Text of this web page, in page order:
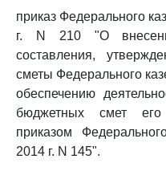
приказ Федерального
г. N 210 "О
составления,
сметы Федерального
обеспечению
бюджетных смет
приказом
2014 г. N 145".